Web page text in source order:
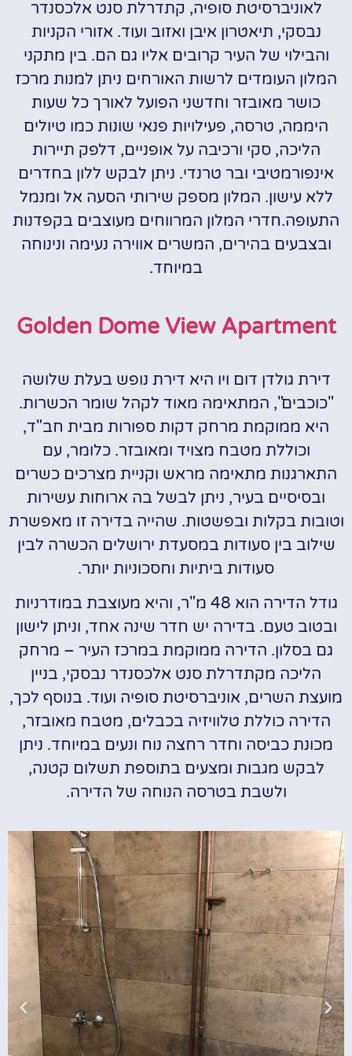
לאוניברסיטת סופיה, קתדרלת סנט אלכסנדר
נבסקי, תיאטרון איבן ואזוב ועוד. אזורי הקניות
והבילוי של העיר קרובים אליו גם הם. בין מתקני
המלון העומדים לרשות האורחים ניתן למנות מרכז
כושר מאובזר וחדשני הפועל לאורך כל שעות
היממה, טרסה, פעילויות פנאי שונות כמו טיולים
הליכה, סקי ורכיבה על אופניים, דלפק תיירות
אינפורמטיבי ובר טרנדי. ניתן לבקש ללון בחדרים
ללא עישון. המלון מספק שירותי הסעה אל ומנמל
התעופה.חדרי המלון המרווחים מעוצבים בקפדנות
ובצבעים בהירים, המשרים אווירה נעימה ונינוחה
במיוחד.
Golden Dome View Apartment
דירת גולדן דום ויו היא דירת נופש בעלת שלושה
"כוכבים", המתאימה מאוד לקהל שומר הכשרות.
היא ממוקמת מרחק דקות ספורות מבית חב"ד,
וכוללת מטבח מצויד ומאובזר. כלומר, עם
התארגנות מתאימה מראש וקניית מצרכים כשרים
ובסיסיים בעיר, ניתן לבשל בה ארוחות עשירות
וטובות בקלות ובפשטות. שהייה בדירה זו מאפשרת
שילוב בין סעודות במסעדת ירושלים הכשרה לבין
סעודות ביתיות וחסכוניות יותר.
גודל הדירה הוא 48 מ"ר, והיא מעוצבת במודרניות
ובטוב טעם. בדירה יש חדר שינה אחד, וניתן לישון
גם בסלון. הדירה ממוקמת במרכז העיר – מרחק
הליכה מקתדרלת סנט אלכסנדר נבסקי, בניין
מועצת השרים, אוניברסיטת סופיה ועוד. בנוסף לכך,
הדירה כוללת טלוויזיה בכבלים, מטבח מאובזר,
מכונת כביסה וחדר רחצה נוח ונעים במיוחד. ניתן
לבקש מגבות ומצעים בתוספת תשלום קטנה,
ולשבת בטרסה הנוחה של הדירה.